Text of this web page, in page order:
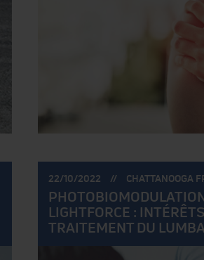
POSTÉ
22/10/2022 POSTÉ
CHATTANOOGA
LIGHTFORCE :
TRAITEMENT DU